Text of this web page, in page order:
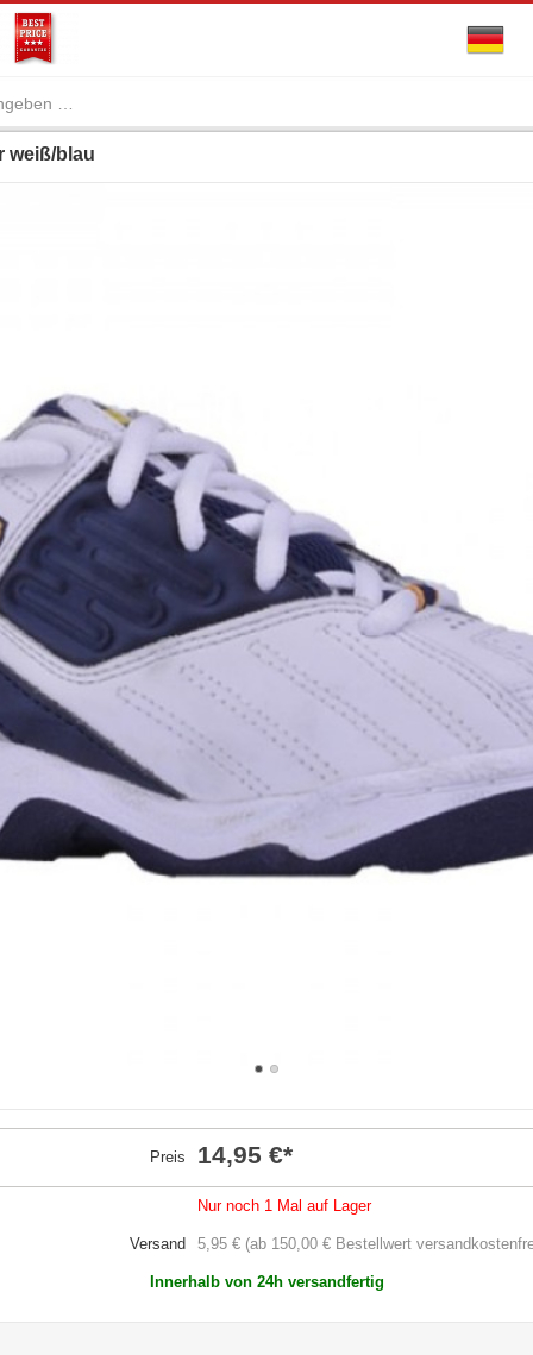
weiß/blau
Preis 14,95 €*
Nur noch 1 Mal auf Lager
Versand 5,95 € (ab 150,00 € Bestellwert
Innerhalb von 24h versandfertig